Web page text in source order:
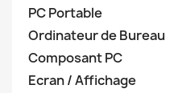
PC Portable
Ordinateur de Bureau
Composant PC
Ecran / Affichage